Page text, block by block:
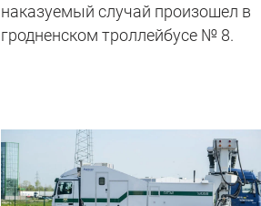
наказуемый случай произошел в
гродненском троллейбусе № 8.